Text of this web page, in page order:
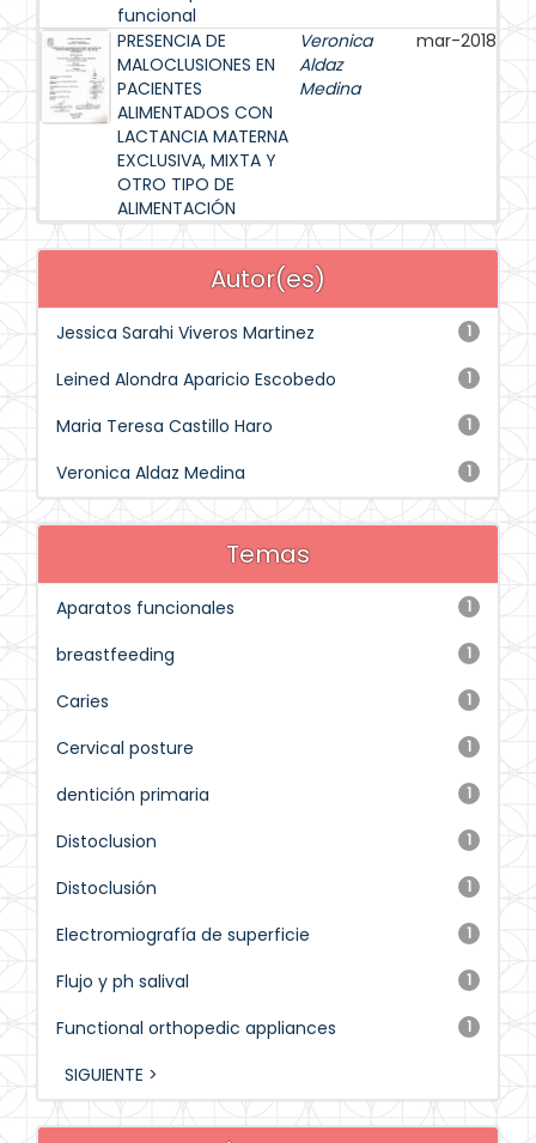
funcional
PRESENCIA DE
MALOCLUSIONES EN
PACIENTES
ALIMENTADOS CON
LACTANCIA MATERNA
EXCLUSIVA, MIXTA Y
OTRO TIPO DE
ALIMENTACIÓN
Veronica
Aldaz
Medina
mar-2018
Autor(es)
1
Jessica Sarahi Viveros Martinez
1
Leined Alondra Aparicio Escobedo
1
Maria Teresa Castillo Haro
1
Veronica Aldaz Medina
Temas
1
Aparatos funcionales
1
breastfeeding
1
Caries
1
Cervical posture
1
dentición primaria
1
Distoclusion
1
Distoclusión
1
Electromiografía de superficie
1
Flujo y ph salival
1
Functional orthopedic appliances
SIGUIENTE >